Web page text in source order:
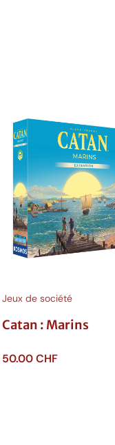
Jeux de société
Catan : Marins
50.00CHF